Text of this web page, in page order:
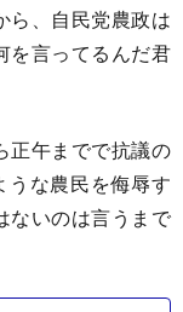
ら、自民党農政は
を言ってるんだ君
正午までで抗議の
うな農民を侮辱す
ないのは言うまで